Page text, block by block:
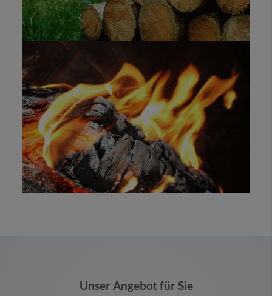
Unser Angebot für Sie